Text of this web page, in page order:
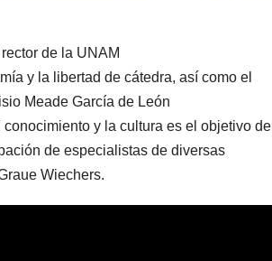
de la UNAM
y la libertad de cátedra, así como el
Meade García de León
y la cultura es el objetivo del
de especialistas de diversas
Wiechers.